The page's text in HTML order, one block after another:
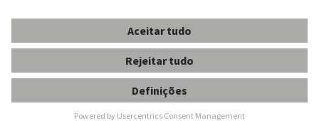
Han EE 32 POS.TERMINAL CRIMP F
© Grupo de Tecnologia HARTING
ImprimirPolítica de Privacidade
Termos de Utilização